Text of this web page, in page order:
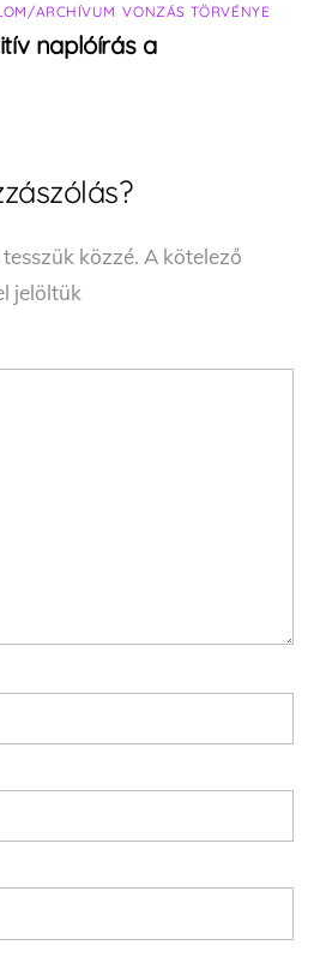
ARCHÍVUM ,VONZÁS TÖRVÉNYE
naplóírás a
közzé. A kötelező
jelöltük